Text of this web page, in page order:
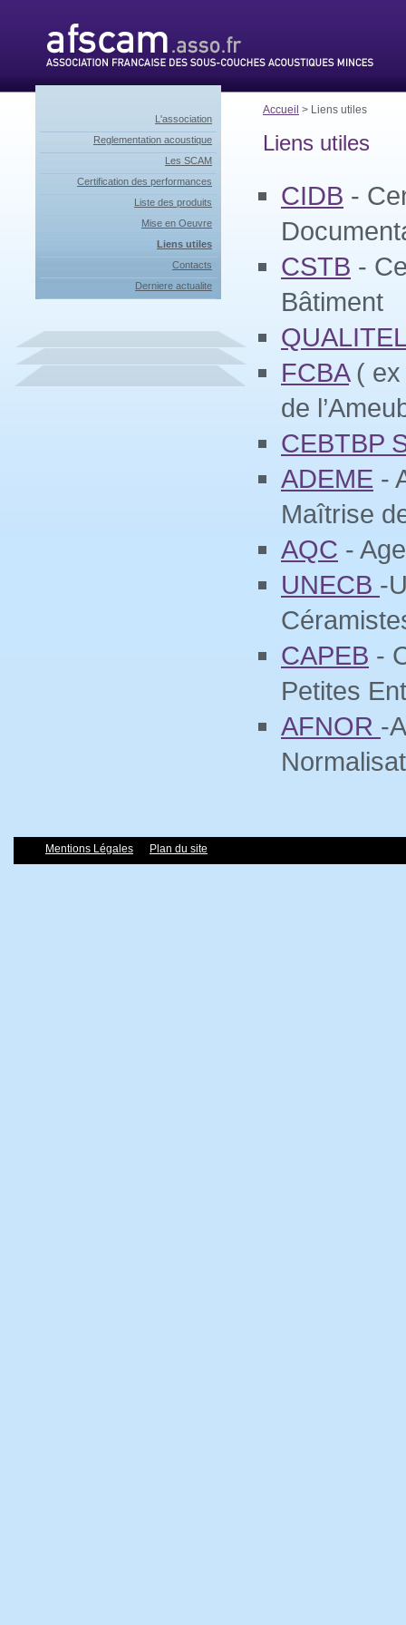
L'association
Reglementation acoustique
Les SCAM
Certification des performances
Liste des produits
Mise en Oeuvre
Liens utiles
Contacts
Derniere actualite
Accueil > Liens utiles
Liens utiles
CIDB -
CSTB -
Bâtiment
FCBA( ex
de
CEBTBP
ADEME -
Maîtrise
AQC -
UNECB -
CAPEB -
Petites
AFNOR -
Mentions Légales Plan du site